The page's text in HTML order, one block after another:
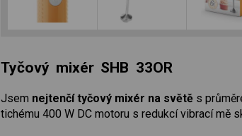
Tyčový mixér SHB 33OR
Jsem nejtenčí tyčový mixér na světě s
tichému 400 W DC motoru s redukcí vibrací mě